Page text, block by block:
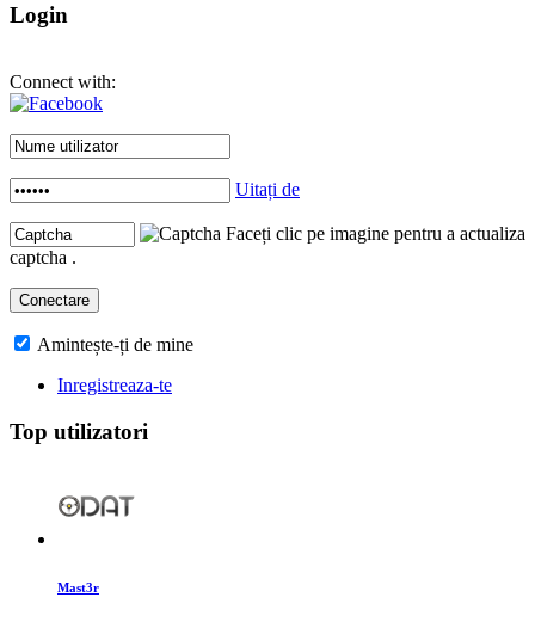
Login
Connect with:
Uitați de
Faceți clic pe imagine pentru a actualiza
captcha .
Amintește-ți de mine
Inregistreaza-te
Top utilizatori
Mast3r